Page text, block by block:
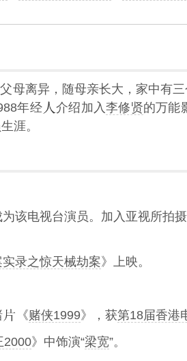
母离异，随母亲长大，家中有
年经
介绍加入李修贤的万能
涯。
该电视台演员。加入亚视所拍
录之惊天械劫案》上映。
《赌侠1999》，获第18届香港
2000》中饰演“梁宽”。